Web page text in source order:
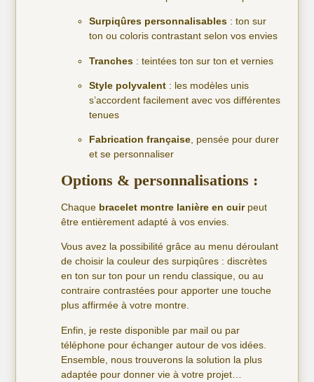
Surpiqûres personnalisables : ton sur
ton ou coloris contrastant selon vos envies
Tranches : teintées ton sur ton et vernies
Style polyvalent : les modèles unis
s’accordent facilement avec vos différentes
tenues
Fabrication française, pensée pour durer
et se personnaliser
Options & personnalisations :
Chaque bracelet montre lanière en cuirpeut
être entièrement adapté à vos envies.
Vous avez la possibilité grâce au menu déroulant
de choisir la couleur des surpiqûres : discrètes
en ton sur ton pour un rendu classique, ou au
contraire contrastées pour apporter une touche
plus affirmée à votre montre.
Enfin, je reste disponible par mail ou par
téléphone pour échanger autour de vos idées.
Ensemble, nous trouverons la solution la plus
adaptée pour donner vie à votre projet…